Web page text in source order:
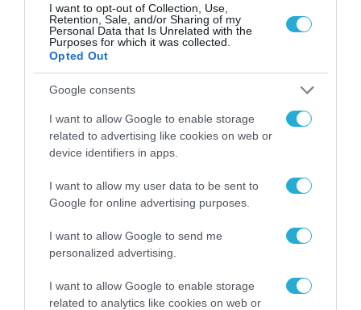
I want to opt-out of Collection, Use,
Retention, Sale, and/or Sharing of my
Personal Data that Is Unrelated with the
Purposes for which it was collected.
Opted Out
Google consents
I want to allow Google to enable storage
related to advertising like cookies on web or
device identifiers in apps.
I want to allow my user data to be sent to
Google for online advertising purposes.
I want to allow Google to send me
personalized advertising.
I want to allow Google to enable storage
related to analytics like cookies on web or
κοινό η οποία ανέδειξε ένα εξειδικευμένο
αλλά εξόχως κρίσιμο πρακτικό ζήτημα. Tη
μεγάλη δυσκολία και επικινδυνότητα της
ακτοπλοϊκής μεταφοράς συσσωρευτών
υψηλής τάσης και μπαταριών αποθήκευσης
ενέργειας στο τέλος του κύκλου ζωής τους,
ειδικών πρωτοκόλλων συνεργασίας για την
ασφαλή απομάκρυνσή τους από τα νησιά. Τη
συζήτηση συντόνισε η Δρ Μαίρη Ατζέμη,
Head of Sustainability and Climate Change της
Break Even Consulting.